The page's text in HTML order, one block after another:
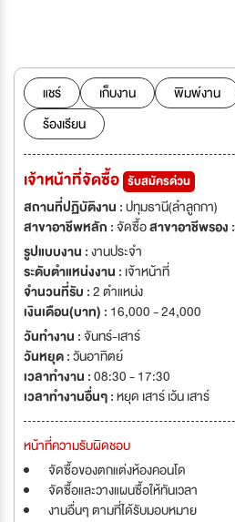
แชร์ เก็บงาน
พิมพ์งาน
ร้องเรียน
เจ้าหน้าที่จัดซื้อ รับสมัครด่วน
สถานที่ปฏิบัติงาน :ปทุมธานี(ลำลูกกา)
สาขาอาชีพหลัก :จัดซื้อสาขาอาชีพรอง :
รูปแบบงาน :งานประจำ
ระดับตำแหน่งงาน : เจ้าหน้าที่
จำนวนที่รับ :2 ตำแหน่ง
เงินเดือน(บาท) : 16,000 - 24,000
วันทำงาน :จันทร์-เสาร์
วันหยุด :วันอาทิตย์
เวลาทำงาน :08:30 - 17:30
เวลาทำงานอื่นๆ :หยุด เสาร์ เว้น เสาร์
หน้าที่ความรับผิดชอบ
จัดซื้อของตกแต่งห้องคอนโด
จัดซื้อและวางแผนซื้อให้ทันเวลา
งานอื่นๆ ตามที่ได้รับมอบหมาย